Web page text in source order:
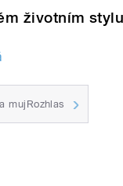
životním
mujRozhlas